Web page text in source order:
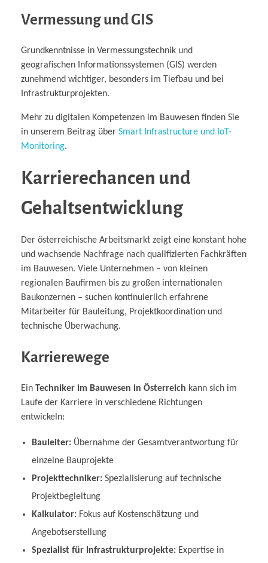
Vermessung und GIS
Grundkenntnisse in Vermessungstechnik und
geografischen Informationssystemen (GIS) werden
zunehmend wichtiger, besonders im Tiefbau und bei
Infrastrukturprojekten.
Mehr zu digitalen Kompetenzen im Bauwesen finden Sie
in unserem Beitrag über Smart Infrastructure und IoT-
Monitoring.
Karrierechancen und
Gehaltsentwicklung
Der österreichische Arbeitsmarkt zeigt eine konstant hohe
und wachsende Nachfrage nach qualifizierten Fachkräften
im Bauwesen. Viele Unternehmen – von kleinen
regionalen Baufirmen bis zu großen internationalen
Baukonzernen – suchen kontinuierlich erfahrene
Mitarbeiter für Bauleitung, Projektkoordination und
technische Überwachung.
Karrierewege
Ein Techniker im Bauwesen in Österreich kann sich im
Laufe der Karriere in verschiedene Richtungen
entwickeln:
Bauleiter:Übernahme der Gesamtverantwortung für
einzelne Bauprojekte
Projekttechniker:Spezialisierung auf technische
Projektbegleitung
Kalkulator:Fokus auf Kostenschätzung und
Angebotserstellung
Spezialist für Infrastrukturprojekte:Expertise in